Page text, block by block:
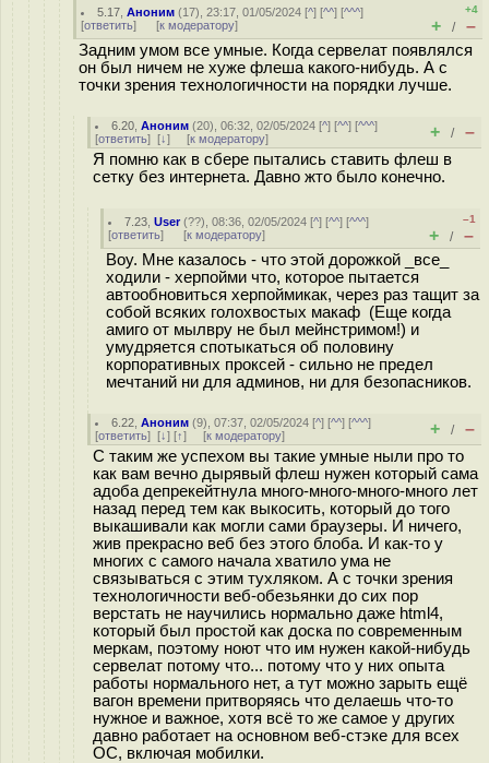
5.17 ,Аноним (17), 23:17, 01/05/2024 [^] [^^] [^^^]
[ответить] [к модератору]
+4
+ / –
Задним умом все умные. Когда сервелат появлялся
он был ничем не хуже флеша какого-нибудь. А с
точки зрения технологичности на порядки лучше.
6.20 ,Аноним (20), 06:32, 02/05/2024 [^] [^^] [^^^]
[ответить] [↓] [к модератору] + / –
Я помню как в сбере пытались ставить флеш в
сетку без интернета. Давно жто было конечно.
7.23 ,User(??), 08:36, 02/05/2024 [^] [^^] [^^^]
[ответить] [к модератору]
–1
+ / –
Воу. Мне казалось - что этой дорожкой _все_
ходили - херпойми что, которое пытается
автообновиться херпоймикак, через раз тащит за
собой всяких голохвостых макаф (Еще когда
амиго от мылвру не был мейнстримом!) и
умудряется спотыкаться об половину
корпоративных проксей - сильно не предел
мечтаний ни для админов, ни для безопасников.
6.22 ,Аноним (9), 07:37, 02/05/2024 [^] [^^] [^^^]
[ответить] [↓] [↑] [к модератору] + / –
С таким же успехом вы такие умные ныли про то
как вам вечно дырявый флеш нужен который сама
адоба депрекейтнула много-много-много-много лет
назад перед тем как выкосить, который до того
выкашивали как могли сами браузеры. И ничего,
жив прекрасно веб без этого блоба. И как-то у
многих с самого начала хватило ума не
связываться с этим тухляком. А с точки зрения
технологичности веб-обезьянки до сих пор
верстать не научились нормально даже html4,
который был простой как доска по современным
меркам, поэтому ноют что им нужен какой-нибудь
сервелат потому что... потому что у них опыта
работы нормального нет, а тут можно зарыть ещё
вагон времени притворяясь что делаешь что-то
нужное и важное, хотя всё то же самое у других
давно работает на основном веб-стэке для всех
ОС, включая мобилки.